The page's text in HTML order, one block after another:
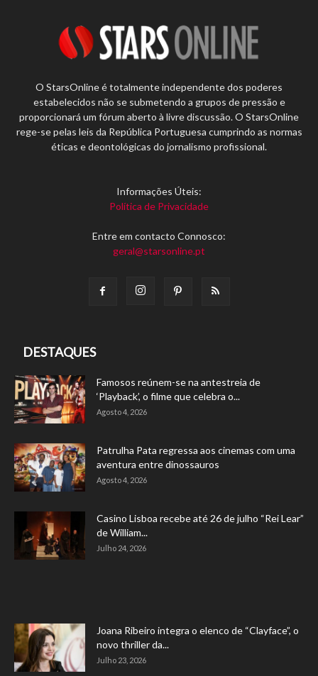
O StarsOnline é totalmente independente dos poderes
estabelecidos não se submetendo a grupos de pressão e
proporcionará um fórum aberto à livre discussão. O StarsOnline
rege-se pelas leis da República Portuguesa cumprindo as normas
éticas e deontológicas do jornalismo profissional.
Informações Úteis:
Política de Privacidade
Entre em contacto Connosco:
geral@starsonline.pt
DESTAQUES
Famosos reúnem-se na antestreia de
‘Playback’, o filme que celebra o...
Agosto 4, 2026
Patrulha Pata regressa aos cinemas com uma
aventura entre dinossauros
Agosto 4, 2026
Casino Lisboa recebe até 26 de julho “Rei Lear”
de William...
Julho 24, 2026
Joana Ribeiro integra o elenco de “Clayface”, o
novo thriller da...
Julho 23, 2026